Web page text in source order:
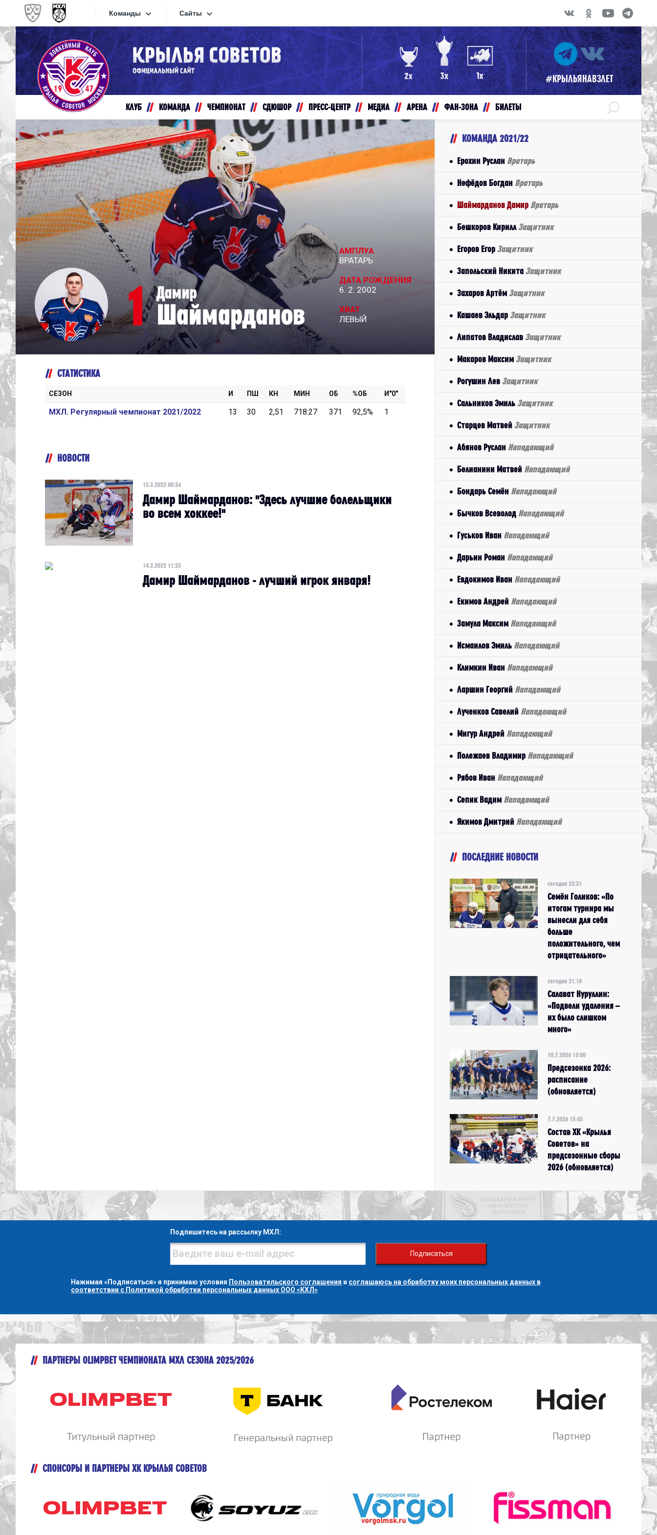
Команды
Конференция «Запад»
Дивизион Золотой
Академия Михайлова
Красная Армия
Локо
МХК Динамо СПб
МХК Динамо-М
МХК Спартак
СКА-1946
Дивизион Серебряный
Академия СКА
АКМ-Юниор
Амурские Тигры
Красная Машина-Юниор
Крылья Советов
МХК Динамо-Карелия
МХК Спартак-МАХ
Конференция «Восток»
Дивизион Золотой
Авто
Кузнецкие Медведи
Мамонты Югры
Омские Ястребы
Стальные Лисы
Толпар
Чайка
Дивизион Серебряный
АКМ-Новомосковск
Красноярские Рыси
Ладья
МХК Молот
Сибирские Cнайперы
Спутник Ал
Сайты
Сайты
Видеотрансляции
Хайлайты
Текстовые трансляции
Интернет-магазин
Приложение МХЛ
#КРЫЛЬЯНАВЗЛЕТ
КЛУБ КОМАНДА ЧЕМПИОНАТ СДЮШОР ПРЕСС-ЦЕНТР МЕДИА АРЕНА ФАН-ЗОНА БИЛЕТЫ
1 Дамир
Шаймарданов
АМПЛУА
ВРАТАРЬ
ДАТА РОЖДЕНИЯ
6. 2. 2002
ХВАТ
ЛЕВЫЙ
СТАТИСТИКА
СЕЗОН И ПШ КН МИН ОБ %ОБ И"0"
МХЛ. Регулярный чемпионат 2021/2022 13 30 2,51 718:27 371 92,5% 1
НОВОСТИ
15.3.2022 00:34
Дамир Шаймарданов: "Здесь лучшие болельщики
во всем хоккее!"
14.2.2022 11:23
Дамир Шаймарданов - лучший игрок января!
КОМАНДА 2021/22
Ерохин Руслан Вратарь
Нефёдов Богдан Вратарь
Шаймарданов Дамир Вратарь
Бешкоров Кирилл Защитник
Егоров Егор Защитник
Запольский Никита Защитник
Захаров Артём Защитник
Кашаев Эльдар Защитник
Липатов Владислав Защитник
Макаров Максим Защитник
Рогушин Лев Защитник
Сальников Эмиль Защитник
Старцев Матвей Защитник
Абянов Руслан Нападающий
Белианини Матвей Нападающий
Бондарь Семён Нападающий
Бычков Всеволод Нападающий
Гуськов Иван Нападающий
Дарьин Роман Нападающий
Евдокимов Иван Нападающий
Екимов Андрей Нападающий
Замула Максим Нападающий
Исмаилов Эмиль Нападающий
Климкин Иван Нападающий
Ларшин Георгий Нападающий
Лученков Савелий Нападающий
Мигур Андрей Нападающий
Полежаев Владимир Нападающий
Рябов Иван Нападающий
Сепик Вадим Нападающий
Якимов Дмитрий Нападающий
ПОСЛЕДНИЕ НОВОСТИ
сегодня 23:31
Семён Голиков: «По
итогам турнира мы
вынесли для себя
больше
положительного, чем
отрицательного»
сегодня 21:18
Салават Нуруллин:
«Подвели удаления –
их было слишком
много»
10.7.2026 13:00
Предсезонка 2026:
расписание
(обновляется)
7.7.2026 15:45
Состав ХК «Крылья
Советов» на
предсезонные сборы
2026 (обновляется)
Подпишитесь на рассылку МХЛ:
Подписаться
Нажимая «Подписаться» я принимаю условия Пользовательского соглашения и соглашаюсь на обработку моих персональных данных в
соответствии с Политикой обработки персональных данных ООО «КХЛ»
ПАРТНЕРЫ OLIMPBET ЧЕМПИОНАТА МХЛ СЕЗОНА 2025/2026
СПОНСОРЫ И ПАРТНЕРЫ ХК КРЫЛЬЯ СОВЕТОВ